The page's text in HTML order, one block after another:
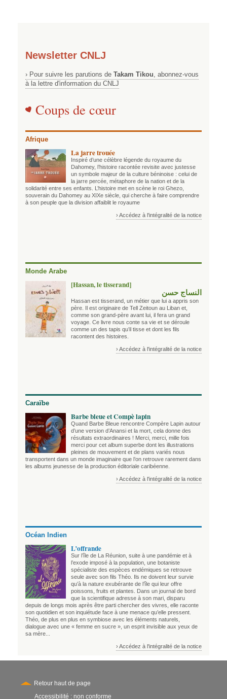
Newsletter CNLJ
› Pour suivre les parutions de Takam Tikou , abonnez-vous
à la lettre d'information du CNLJ
Coups de cœur
Afrique
La jarre trouée
Inspiré d’une célèbre légende du royaume du
Dahomey, l’histoire racontée revisite avec justesse
un symbole majeur de la culture béninoise : celui de
la jarre percée, métaphore de la nation et de la
solidarité entre ses enfants. L’histoire met en scène le roi Ghezo,
souverain du Dahomey au XIXe siècle, qui cherche à faire comprendre
à son peuple que la division affaiblit le royaume
› Accédez à l'intégralité de la notice
Monde Arabe
[Hassan, le tisserand]
النساج حسن
Hassan est tisserand, un métier que lui a appris son
père. Il est originaire de Tell Zeitoun au Liban et,
comme son grand-père avant lui, il fera un grand
voyage. Ce livre nous conte sa vie et se déroule
comme un des tapis qu’il tisse et dont les fils
racontent des histoires.
› Accédez à l'intégralité de la notice
Caraïbe
Barbe bleue et Compè lapin
Quand Barbe Bleue rencontre Compère Lapin autour
d’une version d’Anansi et la mort, cela donne des
résultats extraordinaires ! Merci, merci, mille fois
merci pour cet album superbe dont les illustrations
pleines de mouvement et de plans variés nous
transportent dans un monde imaginaire que l’on retrouve rarement dans
les albums jeunesse de la production éditoriale caribéenne.
› Accédez à l'intégralité de la notice
Océan Indien
L’offrande
Sur l’île de La Réunion, suite à une pandémie et à
l’exode imposé à la population, une botaniste
spécialiste des espèces endémiques se retrouve
seule avec son fils Théo. Ils ne doivent leur survie
qu’à la nature exubérante de l’île qui leur offre
poissons, fruits et plantes. Dans un journal de bord
que la scientifique adresse à son mari, disparu
depuis de longs mois après être parti chercher des vivres, elle raconte
son quotidien et son inquiétude face à une menace qu’elle pressent.
Théo, de plus en plus en symbiose avec les éléments naturels,
dialogue avec une « femme en sucre », un esprit invisible aux yeux de
sa mère...
› Accédez à l'intégralité de la notice
Retour haut de page
Accessibilité : non conforme